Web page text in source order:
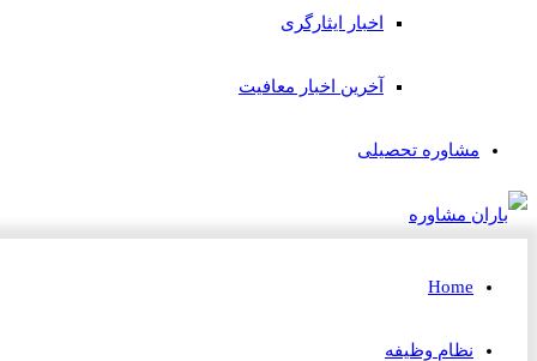
اخبار ایثارگری
آخرین اخبار معافیت
مشاوره تحصیلی
Home
نظام وظیفه